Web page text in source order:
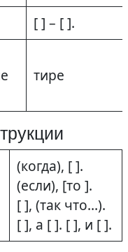
[ ] – [ ].
тире
(когда), [ ].
(если), [то ].
[ ], (так что…).
[ ], а [ ]. [ ], и [ ].